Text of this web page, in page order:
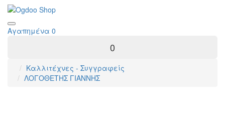
Αγαπημένα 0
0
Καλλιτέχνες - Συγγραφείς
ΛΟΓΟΘΕΤΗΣ ΓΙΑΝΝΗΣ